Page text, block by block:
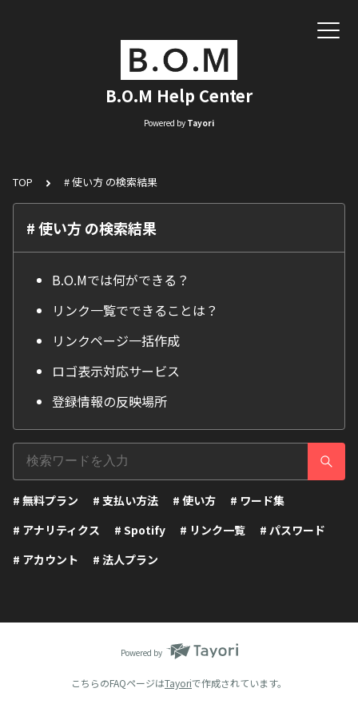
B.O.M Help Center
Powered by Tayori
TOP # 使い方 の検索結果
# 使い方 の検索結果
B.O.Mでは何ができる？
リンク一覧でできることは？
リンクページ一括作成
ロゴ表示対応サービス
登録情報の反映場所
# 無料プラン # 支払い方法 # 使い方
# ワード集
# アナリティクス
# Spotify # リンク一覧
# パスワード
# アカウント
# 法人プラン
Powered by
こちらのFAQページはTayoriで作成されています。